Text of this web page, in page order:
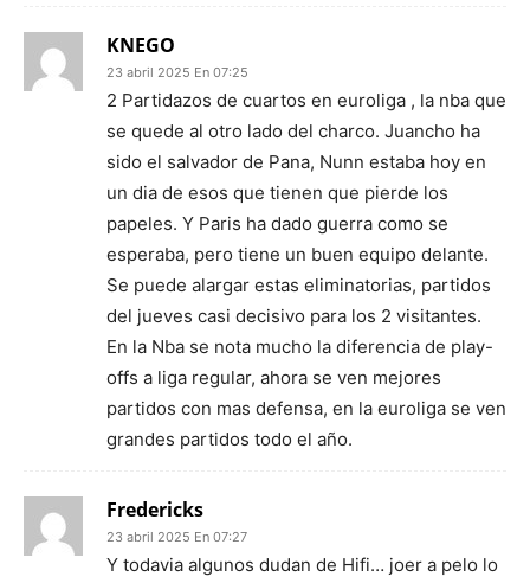
KNEGO
23 abril 2025 En 07:25
2 Partidazos de cuartos en euroliga , la nba que
se quede al otro lado del charco. Juancho ha
sido el salvador de Pana, Nunn estaba hoy en
un dia de esos que tienen que pierde los
papeles. Y Paris ha dado guerra como se
esperaba, pero tiene un buen equipo delante.
Se puede alargar estas eliminatorias, partidos
del jueves casi decisivo para los 2 visitantes.
En la Nba se nota mucho la diferencia de play-
offs a liga regular, ahora se ven mejores
partidos con mas defensa, en la euroliga se ven
grandes partidos todo el año.
Fredericks
23 abril 2025 En 07:27
Y todavia algunos dudan de Hifi… joer a pelo lo